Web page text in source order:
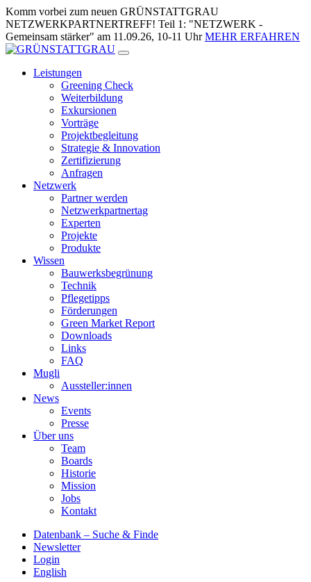
Zum
Inhalt
springen
Komm vorbei zum neuen GRÜNSTATTGRAU
NETZWERKPARTNERTREFF! Teil 1: "NETZWERK -
Gemeinsam stärker" am 11.09.26, 10-11 UhrMEHR ERFAHREN
Leistungen
Greening Check
Weiterbildung
Exkursionen
Vorträge
Projektbegleitung
Strategie & Innovation
Zertifizierung
Anfragen
Netzwerk
Partner werden
Netzwerkpartnertag
Experten
Projekte
Produkte
Wissen
Bauwerksbegrünung
Technik
Pflegetipps
Förderungen
Green Market Report
Downloads
Links
FAQ
Mugli
Aussteller:innen
News
Events
Presse
Über uns
Team
Boards
Historie
Mission
Jobs
Kontakt
Datenbank – Suche & Finde
Newsletter
Login
English